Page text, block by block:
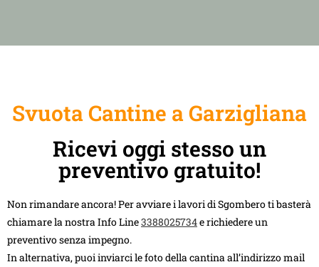
Svuota Cantine a Garzigliana
Ricevi oggi stesso un
preventivo gratuito!
Non rimandare ancora! Per avviare i lavori di Sgombero ti basterà
chiamare la nostra Info Line3388025734e richiedere un
preventivo senza impegno.
In alternativa, puoi inviarci le foto della cantina all’indirizzo mail